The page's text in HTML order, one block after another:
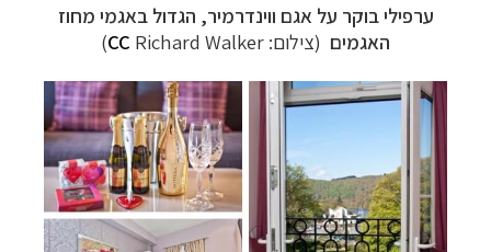
ערפילי בוקר על אגם ווינדרמיר, הגדול באגמי מחוז
האגמים (צילום: CC Richard Walker)